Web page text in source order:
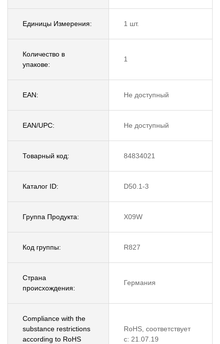
Единицы Измерения: 1 шт.
Количество в
упакове:
1
EAN: Не доступный
EAN/UPC: Не доступный
Товарный код: 84834021
Каталог ID: D50.1-3
Группа Продукта: X09W
Код группы: R827
Страна
происхождения:
Германия
Compliance with the
substance restrictions
according to RoHS
RoHS, соответствует
с: 21.07.19